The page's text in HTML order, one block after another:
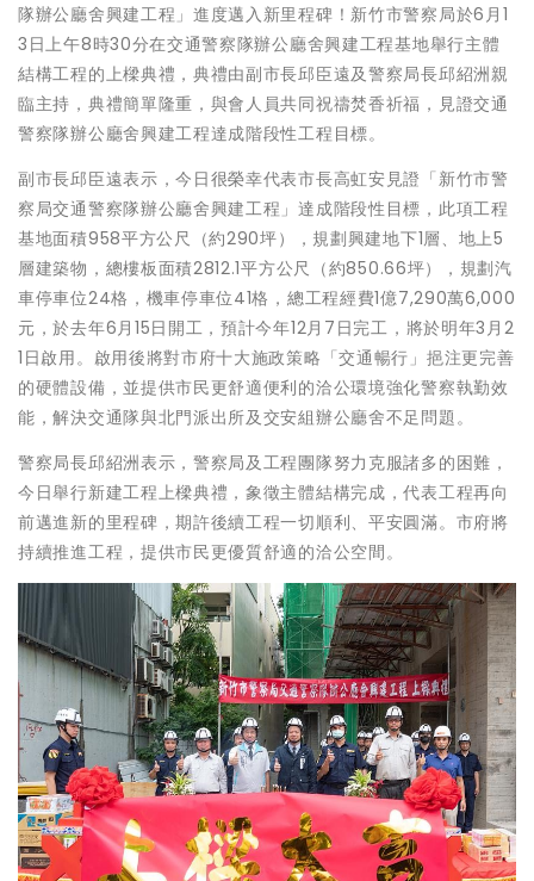
隊辦公廳舍興建工程」進度邁入新里程碑！新竹市警察局於6月1
3日上午8時30分在交通警察隊辦公廳舍興建工程基地舉行主體
結構工程的上樑典禮，典禮由副市長邱臣遠及警察局長邱紹洲親
臨主持，典禮簡單隆重，與會人員共同祝禱焚香祈福，見證交通
警察隊辦公廳舍興建工程達成階段性工程目標。
副市長邱臣遠表示，今日很榮幸代表市長高虹安見證「新竹市警
察局交通警察隊辦公廳舍興建工程」達成階段性目標，此項工程
基地面積958平方公尺（約290坪），規劃興建地下1層、地上5
層建築物，總樓板面積2812.1平方公尺（約850.66坪），規劃汽
車停車位24格，機車停車位41格，總工程經費1億7,290萬6,000
元，於去年6月15日開工，預計今年12月7日完工，將於明年3月2
1日啟用。啟用後將對市府十大施政策略「交通暢行」挹注更完善
的硬體設備，並提供市民更舒適便利的洽公環境強化警察執勤效
能，解決交通隊與北門派出所及交安組辦公廳舍不足問題。
警察局長邱紹洲表示，警察局及工程團隊努力克服諸多的困難，
今日舉行新建工程上樑典禮，象徵主體結構完成，代表工程再向
前邁進新的里程碑，期許後續工程一切順利、平安圓滿。市府將
持續推進工程，提供市民更優質舒適的洽公空間。